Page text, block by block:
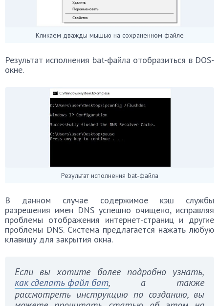
Кликаем дважды мышью на сохраненном файле
Результат исполнения bat-файла отобразиться в DOS-
окне.
Результат исполнения bat-файла
В данном случае содержимое кэш службы
разрешения имен DNS успешно очищено, исправляя
проблемы отображения интернет-страниц и другие
проблемы DNS. Система предлагается нажать любую
клавишу для закрытия окна.
Если вы хотите более подробно узнать,
как сделать файл бат, а также
рассмотреть инструкцию по созданию, вы